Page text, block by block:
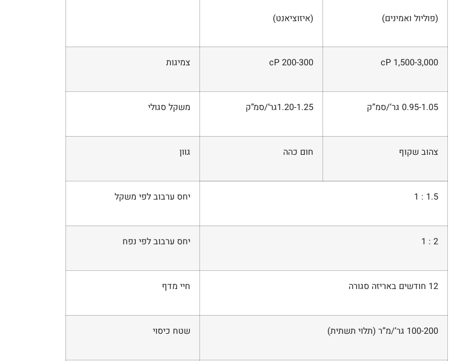
(פוליול ואמינים) (איזוציאנט)
1,500-3,000 cP
200-300 cP צמיגות
0.95-1.05 גר’/סמ”ק 1.20-1.25גר’/סמ”ק משקל סגולי
צהוב שקוף חום כהה גוון
1.5 : 1 יחס ערבוב לפי משקל
2 : 1 יחס ערבוב לפי נפח
12 חודשים באריזה סגורה חיי מדף
100-200 גר’/מ”ר (תלוי תשתית) שטח כיסוי